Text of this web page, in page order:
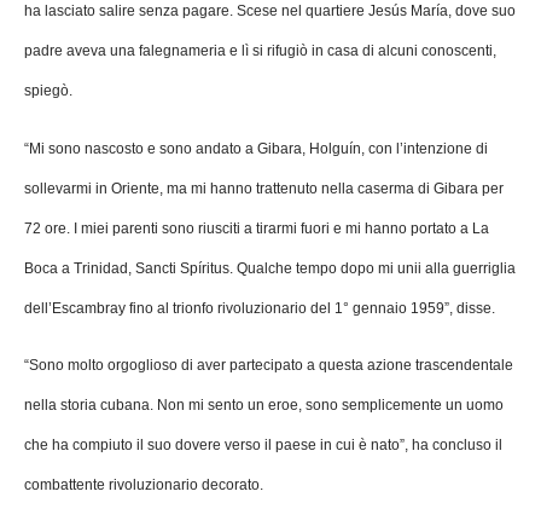
ha lasciato salire senza pagare. Scese nel quartiere Jesús María, dove suo
padre aveva una falegnameria e lì si rifugiò in casa di alcuni conoscenti,
spiegò.
“Mi sono nascosto e sono andato a Gibara, Holguín, con l’intenzione di
sollevarmi in Oriente, ma mi hanno trattenuto nella caserma di Gibara per
72 ore. I miei parenti sono riusciti a tirarmi fuori e mi hanno portato a La
Boca a Trinidad, Sancti Spíritus. Qualche tempo dopo mi unii alla guerriglia
dell’Escambray fino al trionfo rivoluzionario del 1° gennaio 1959”, disse.
“Sono molto orgoglioso di aver partecipato a questa azione trascendentale
nella storia cubana. Non mi sento un eroe, sono semplicemente un uomo
che ha compiuto il suo dovere verso il paese in cui è nato”, ha concluso il
combattente rivoluzionario decorato.